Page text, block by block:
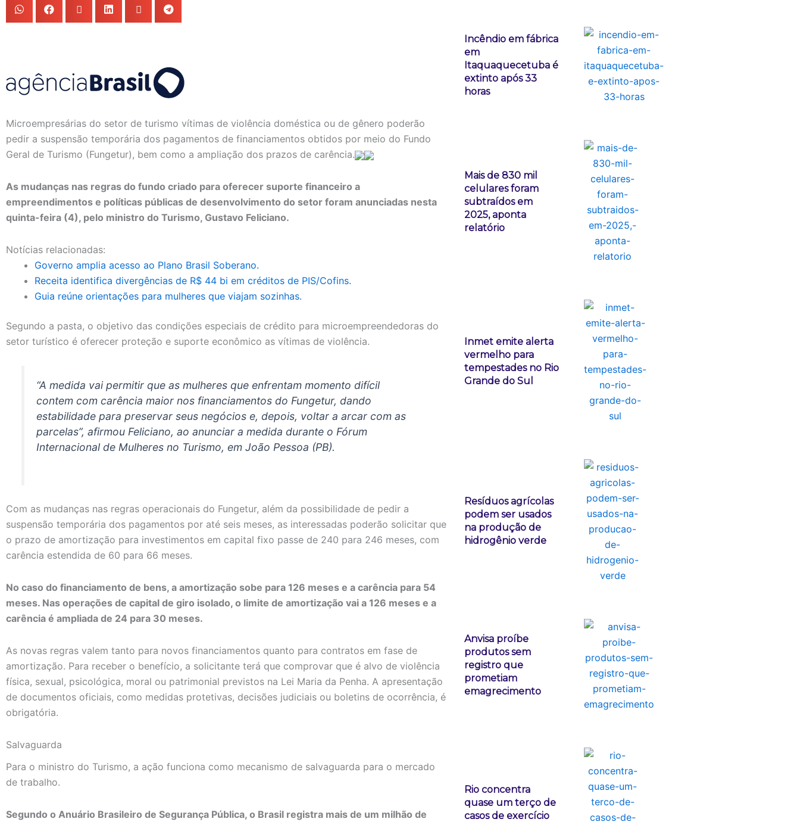
Microempresárias do setor de turismo vítimas de violência doméstica ou de gênero poderão
pedir a suspensão temporária dos pagamentos de financiamentos obtidos por meio do Fundo
Geral de Turismo (Fungetur), bem como a ampliação dos prazos de carência.
As mudanças nas regras do fundo criado para oferecer suporte financeiro a
empreendimentos e políticas públicas de desenvolvimento do setor foram anunciadas nesta
quinta-feira (4), pelo ministro do Turismo, Gustavo Feliciano.
Notícias relacionadas:
Governo amplia acesso ao Plano Brasil Soberano.
Receita identifica divergências de R$ 44 bi em créditos de PIS/Cofins.
Guia reúne orientações para mulheres que viajam sozinhas.
Segundo a pasta, o objetivo das condições especiais de crédito para microempreendedoras do
setor turístico é oferecer proteção e suporte econômico as vítimas de violência.
“A medida vai permitir que as mulheres que enfrentam momento difícil
contem com carência maior nos financiamentos do Fungetur, dando
estabilidade para preservar seus negócios e, depois, voltar a arcar com as
parcelas”, afirmou Feliciano, ao anunciar a medida durante o Fórum
Internacional de Mulheres no Turismo, em João Pessoa (PB).
Com as mudanças nas regras operacionais do Fungetur, além da possibilidade de pedir a
suspensão temporária dos pagamentos por até seis meses, as interessadas poderão solicitar que
o prazo de amortização para investimentos em capital fixo passe de 240 para 246 meses, com
carência estendida de 60 para 66 meses.
No caso do financiamento de bens, a amortização sobe para 126 meses e a carência para 54
meses. Nas operações de capital de giro isolado, o limite de amortização vai a 126 meses e a
carência é ampliada de 24 para 30 meses.
As novas regras valem tanto para novos financiamentos quanto para contratos em fase de
amortização. Para receber o benefício, a solicitante terá que comprovar que é alvo de violência
física, sexual, psicológica, moral ou patrimonial previstos na Lei Maria da Penha. A apresentação
de documentos oficiais, como medidas protetivas, decisões judiciais ou boletins de ocorrência, é
obrigatória.
Salvaguarda
Para o ministro do Turismo, a ação funciona como mecanismo de salvaguarda para o mercado
de trabalho.
Segundo o Anuário Brasileiro de Segurança Pública, o Brasil registra mais de um milhão de
Incêndio em fábrica
em
Itaquaquecetuba é
extinto após 33
horas
Mais de 830 mil
celulares foram
subtraídos em
2025, aponta
relatório
Inmet emite alerta
vermelho para
tempestades no Rio
Grande do Sul
Resíduos agrícolas
podem ser usados
na produção de
hidrogênio verde
Anvisa proíbe
produtos sem
registro que
prometiam
emagrecimento
Rio concentra
quase um terço de
casos de exercício